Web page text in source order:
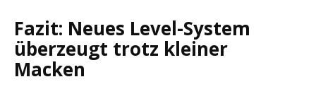
Fazit: Neues Level-System
überzeugt trotz kleiner
Macken